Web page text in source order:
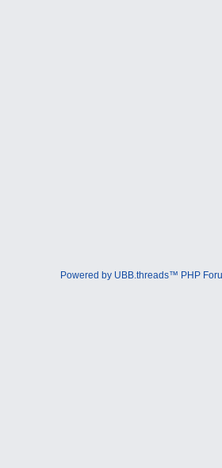
Powered by UBB.threads™ PHP